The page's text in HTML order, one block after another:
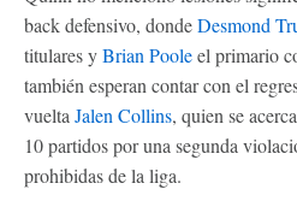
back defensivo, dondeDesmond
titulares yBrian Pooleel primario
también esperan contar con el
vuelta Jalen Collins, quien se
10 partidos por una segunda
prohibidas de la liga.